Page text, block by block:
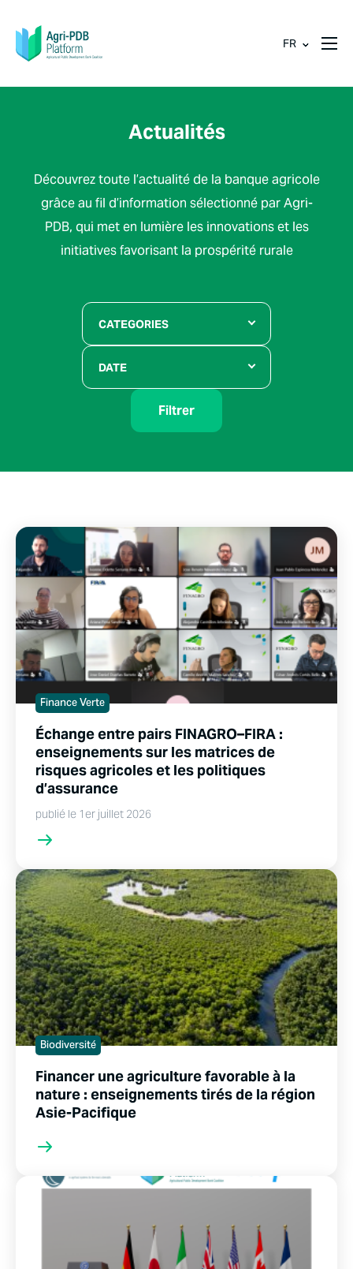
FR
Actualités
Découvrez toute l’actualité de la banque agricole
grâce au fil d’information sélectionné par Agri-
PDB, qui met en lumière les innovations et les
initiatives favorisant la prospérité rurale
CATEGORIES
DATE
Filtrer
Finance Verte
Échange entre pairs FINAGRO–FIRA :
enseignements sur les matrices de
risques agricoles et les politiques
d’assurance
publié le 1er juillet 2026
Biodiversité
Financer une agriculture favorable à la
nature : enseignements tirés de la région
Asie-Pacifique